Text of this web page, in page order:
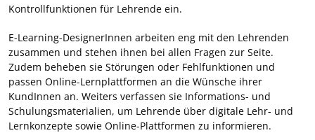
Kontrollfunktionen für Lehrende ein.
E-Learning-DesignerInnen arbeiten eng mit den Lehrenden
zusammen und stehen ihnen bei allen Fragen zur Seite.
Zudem beheben sie Störungen oder Fehlfunktionen und
passen Online-Lernplattformen an die Wünsche ihrer
KundInnen an. Weiters verfassen sie Informations- und
Schulungsmaterialien, um Lehrende über digitale Lehr- und
Lernkonzepte sowie Online-Plattformen zu informieren.